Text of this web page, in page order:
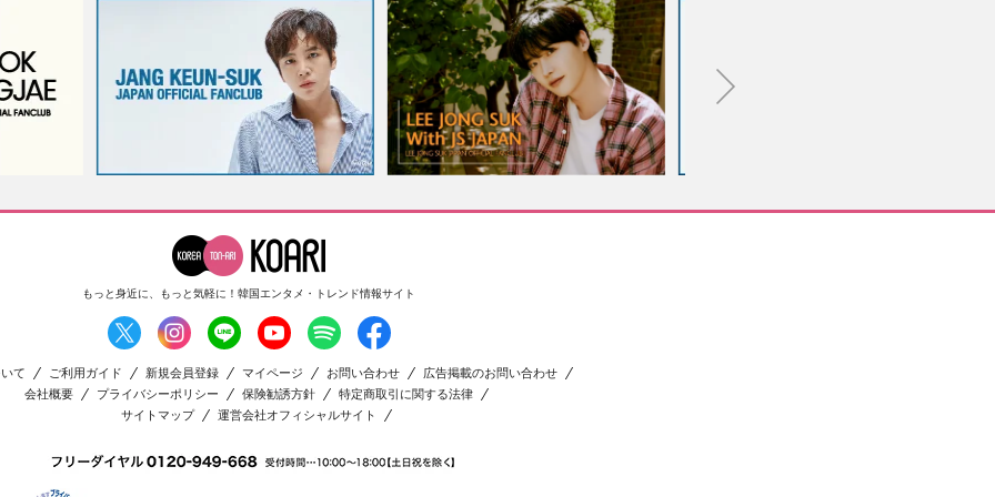
もっと身近に、もっと気軽に！ 韓国エンタメ・トレンド情報サイト
て ご利用ガイド 新規会員登録 マイページ お問い合わせ
広告掲載のお問い合わせ
会社概要
プライバシーポリシー 保険勧誘方針
特定商取引に関する法律
サイトマップ
運営会社オフィシャルサイト